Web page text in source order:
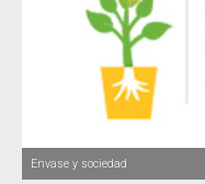
Envase y sociedad